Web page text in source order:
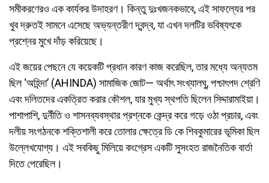
সমীকরণেরও এক কার্যকর উদাহরণ। কিন্তু দুঃখজনকভাবে, এই সাফল্যের পর
খুব দ্রুতই সামনে এসেছে অভ্যন্তরীণ দ্বন্দ্ব, যা এখন দলটির ভবিষ্যৎকে
প্রশ্নের মুখে দাঁড় করিয়েছে।
এই জয়ের পেছনে যে কয়েকটি প্রধান কারণ কাজ করেছিল, তার মধ্যে অন্যতম
ছিল ‘অহিন্দা’ (AHINDA) সামাজিক জোট— অর্থাৎ সংখ্যালঘু, পশ্চাৎপদ শ্রেণি
এবং দলিতদের একত্রিত করার কৌশল, যার মুখ্য স্থপতি ছিলেন সিদ্দারামাইয়া।
পাশাপাশি, দুর্নীতি ও শাসনব্যবস্থার প্রশ্নকে কেন্দ্র করে গড়ে ওঠা প্রচার, এবং
দলীয় সংগঠনকে শক্তিশালী করে তোলার ক্ষেত্রে ডি কে শিবকুমারের ভূমিকা ছিল
উল্লেখযোগ্য। এই সবকিছু মিলিয়ে কংগ্রেস একটি সুসংহত রাজনৈতিক বার্তা
দিতে পেরেছিল।